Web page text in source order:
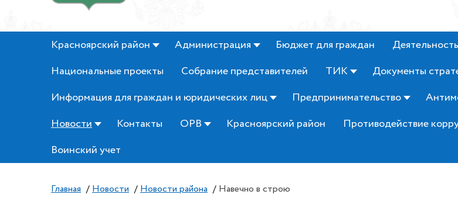
Красноярский район Администрация Бюджет для граждан Деятельность
Национальные проекты
Собрание представителей ТИК
Документы
Информация для граждан и юридических лиц
Предпринимательство
Новости
Контакты ОРВ Красноярский район Противодействие
Воинский учет
Главная / Новости / Новости района / Навечно в строю